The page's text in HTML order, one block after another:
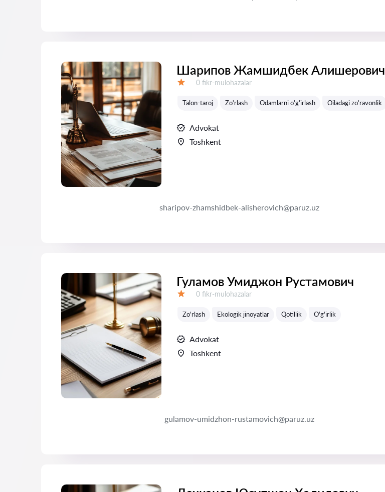
Шарипов Жамшидбек Алишерович
Fikrlar:
0 fikr-mulohazalar
Talon-taroj Zo'rlash Odamlarni o'g'irlash Oiladagi zo'ravonlik
Advokat
Toshkent
sharipov-zhamshidbek-alisherovich@paruz.uz
Гуламов Умиджон Рустамович
Fikrlar:
0 fikr-mulohazalar
Zo'rlash Ekologik jinoyatlar Qotillik O'g'irlik
Advokat
Toshkent
gulamov-umidzhon-rustamovich@paruz.uz